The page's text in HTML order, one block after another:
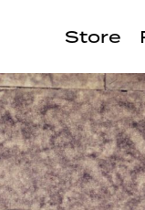
Store